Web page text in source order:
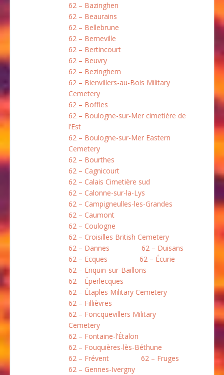
62 – Bazinghen
62 – Beaurains
62 – Bellebrune
62 – Berneville
62 – Bertincourt
62 – Beuvry
62 – Bezinghem
62 – Bienvillers-au-Bois Military
Cemetery
62 – Boffles
62 – Boulogne-sur-Mer cimetière de
l’Est
62 – Boulogne-sur-Mer Eastern
Cemetery
62 – Bourthes
62 – Cagnicourt
62 – Calais Cimetière sud
62 – Calonne-sur-la-Lys
62 – Campigneulles-les-Grandes
62 – Caumont
62 – Coulogne
62 – Croisilles British Cemetery
62 – Dannes
62 – Duisans
62 – Ecques
62 – Écurie
62 – Enquin-sur-Baillons
62 – Éperlecques
62 – Étaples Military Cemetery
62 – Fillièvres
62 – Foncquevillers Military
Cemetery
62 – Fontaine-l’Étalon
62 – Fouquières-lès-Béthune
62 – Frévent
62 – Fruges
62 – Gennes-Ivergny